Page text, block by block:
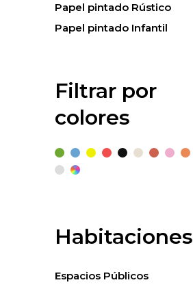
Papel pintado Rústico
Papel pintado Infantil
Filtrar por
colores
Habitaciones
Espacios Públicos